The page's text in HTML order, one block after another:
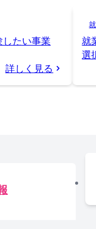
たい事業
詳しく見る
就
選